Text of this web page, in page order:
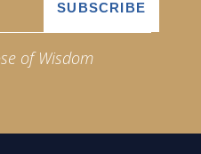
of Wisdom